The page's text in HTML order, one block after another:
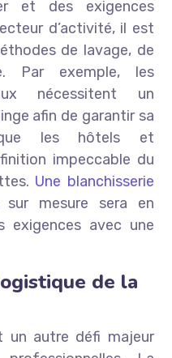
et des exigences
d’activité, il est
de lavage, de
Par exemple, les
nécessitent un
afin de garantir sa
les hôtels et
impeccable du
Une blanchisserie
mesure sera en
exigences avec une
de la
un autre défi majeur